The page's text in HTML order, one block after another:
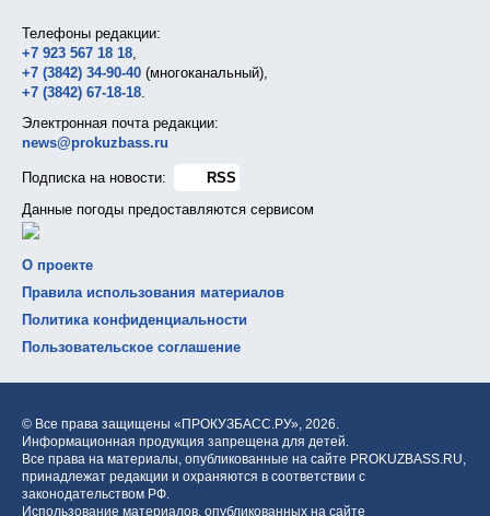
Телефоны редакции:
+7 923 567 18 18,
+7 (3842) 34-90-40 (многоканальный),
+7 (3842) 67-18-18.
Электронная почта редакции:
news@prokuzbass.ru
Подписка на новости:
RSS
Данные погоды предоставляются сервисом
О проекте
Правила использования материалов
Политика конфиденциальности
Пользовательское соглашение
© Все права защищены «ПРОКУЗБАСС.РУ», 2026.
Информационная продукция запрещена для детей.
Все права на материалы, опубликованные на сайте PROKUZBASS.RU,
принадлежат редакции и охраняются в соответствии с
законодательством РФ.
Использование материалов, опубликованных на сайте